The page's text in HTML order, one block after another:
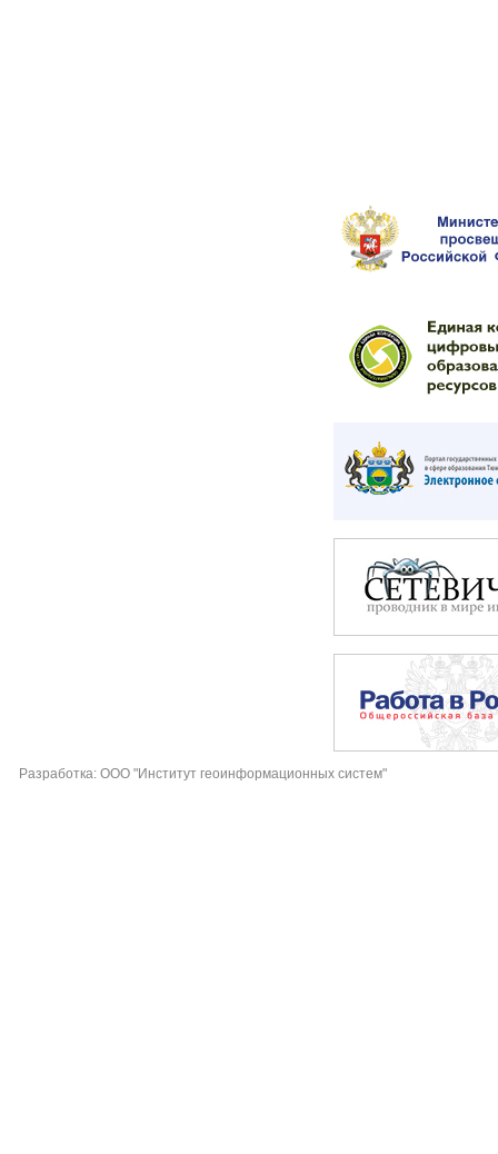
Разработка: ООО "Институт геоинформационных систем"